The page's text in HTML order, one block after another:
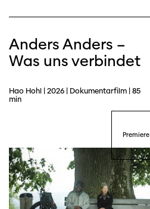
Anders Anders –
Was uns verbindet
Hao Hohl | 2026 | Dokumentarfilm | 85
min
Premiere